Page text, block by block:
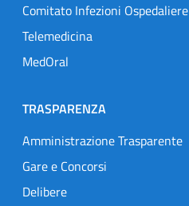
Comitato Infezioni Ospedaliere
Telemedicina
MedOral
TRASPARENZA
Amministrazione Trasparente
Gare e Concorsi
Delibere